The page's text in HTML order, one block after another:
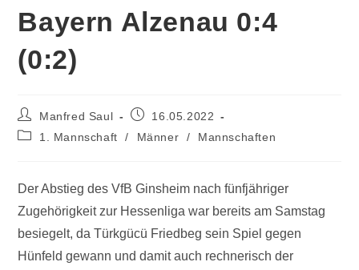
Bayern Alzenau 0:4
(0:2)
Manfred Saul
16.05.2022
1. Mannschaft
/ Männer / Mannschaften
Der Abstieg des VfB Ginsheim nach fünfjähriger
Zugehörigkeit zur Hessenliga war bereits am Samstag
besiegelt, da Türkgücü Friedbeg sein Spiel gegen
Hünfeld gewann und damit auch rechnerisch der